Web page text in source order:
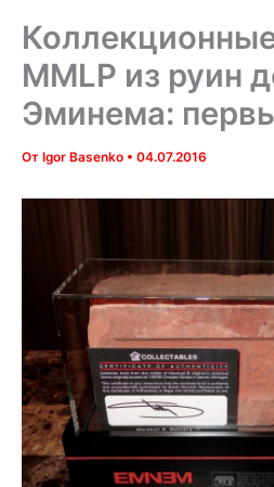
MMLP из руин
Эминема:
От Igor Basenko • 04.07.2016